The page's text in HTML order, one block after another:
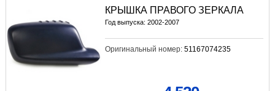
КРЫШКА ПРАВОГО ЗЕРКАЛА
Год выпуска: 2002-2007
Оригинальный номер: 51167074235